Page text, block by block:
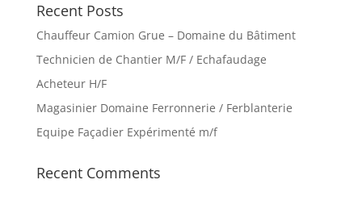
Recent Posts
Chauffeur Camion Grue – Domaine du Bâtiment
Technicien de Chantier M/F / Echafaudage
Acheteur H/F
Magasinier Domaine Ferronnerie / Ferblanterie
Equipe Façadier Expérimenté m/f
Recent Comments